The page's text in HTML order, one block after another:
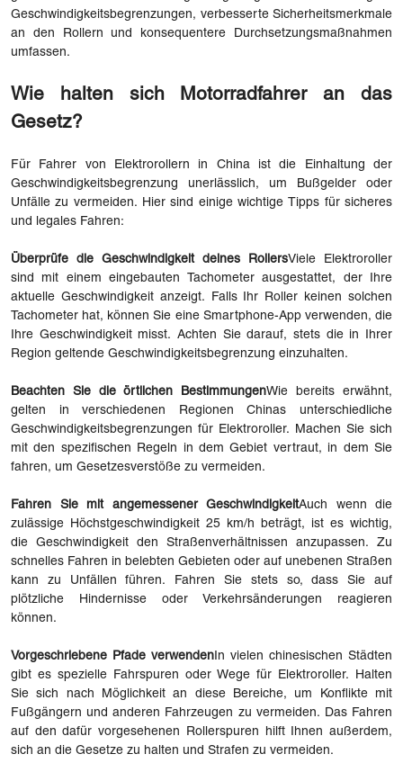
Geschwindigkeitsbegrenzungen, verbesserte Sicherheitsmerkmale
an den Rollern und konsequentere Durchsetzungsmaßnahmen
umfassen.
Wie halten sich Motorradfahrer an das
Gesetz?
Für Fahrer von Elektrorollern in China ist die Einhaltung der
Geschwindigkeitsbegrenzung unerlässlich, um Bußgelder oder
Unfälle zu vermeiden. Hier sind einige wichtige Tipps für sicheres
und legales Fahren:
Überprüfe die Geschwindigkeit deines RollersViele Elektroroller
sind mit einem eingebauten Tachometer ausgestattet, der Ihre
aktuelle Geschwindigkeit anzeigt. Falls Ihr Roller keinen solchen
Tachometer hat, können Sie eine Smartphone-App verwenden, die
Ihre Geschwindigkeit misst. Achten Sie darauf, stets die in Ihrer
Region geltende Geschwindigkeitsbegrenzung einzuhalten.
Beachten Sie die örtlichen BestimmungenWie bereits erwähnt,
gelten in verschiedenen Regionen Chinas unterschiedliche
Geschwindigkeitsbegrenzungen für Elektroroller. Machen Sie sich
mit den spezifischen Regeln in dem Gebiet vertraut, in dem Sie
fahren, um Gesetzesverstöße zu vermeiden.
Fahren Sie mit angemessener GeschwindigkeitAuch wenn die
zulässige Höchstgeschwindigkeit 25 km/h beträgt, ist es wichtig,
die Geschwindigkeit den Straßenverhältnissen anzupassen. Zu
schnelles Fahren in belebten Gebieten oder auf unebenen Straßen
kann zu Unfällen führen. Fahren Sie stets so, dass Sie auf
plötzliche Hindernisse oder Verkehrsänderungen reagieren
können.
Vorgeschriebene Pfade verwenden In vielen chinesischen Städten
gibt es spezielle Fahrspuren oder Wege für Elektroroller. Halten
Sie sich nach Möglichkeit an diese Bereiche, um Konflikte mit
Fußgängern und anderen Fahrzeugen zu vermeiden. Das Fahren
auf den dafür vorgesehenen Rollerspuren hilft Ihnen außerdem,
sich an die Gesetze zu halten und Strafen zu vermeiden.